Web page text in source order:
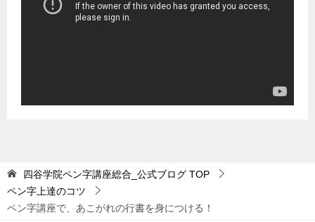
四谷学院ペン字講座総合_公式ブログ TOP
ペン字上達のコツ
ペン字講座で、あこがれの行書を身につける！